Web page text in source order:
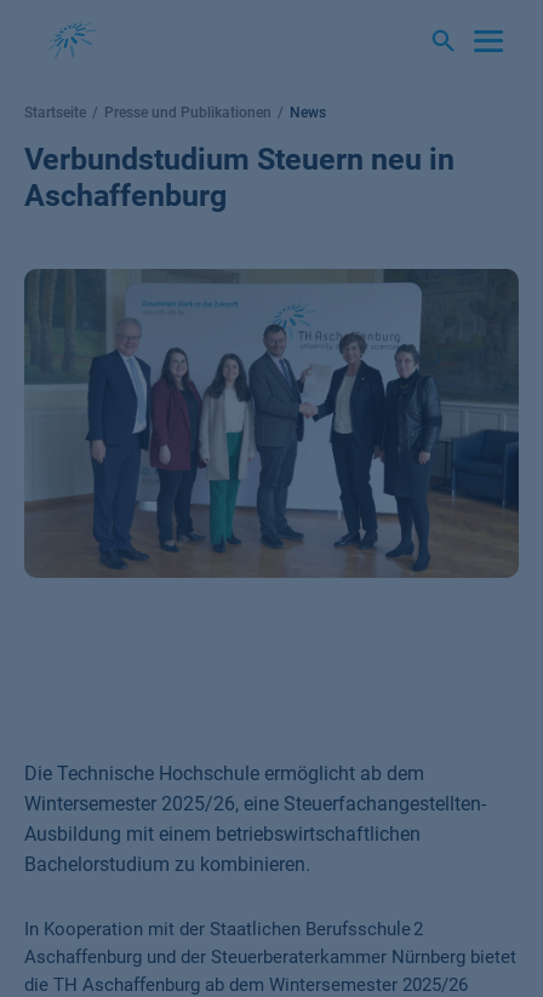
Startseite Presse und Publikationen News
Verbundstudium Steuern neu in
Aschaffenburg
Die Technische Hochschule ermöglicht ab dem
Wintersemester 2025/26, eine Steuerfachangestellten-
Ausbildung mit einem betriebswirtschaftlichen
Bachelorstudium zu kombinieren.
In Kooperation mit der Staatlichen Berufsschule 2
Aschaffenburg und der Steuerberaterkammer Nürnberg bietet
die TH Aschaffenburg ab dem Wintersemester 2025/26